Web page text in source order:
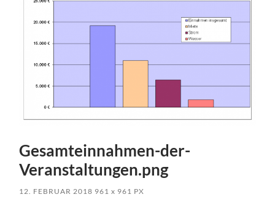
Gesamteinnahmen-der-
Veranstaltungen.png
12. FEBRUAR 2018 961x 961 PX